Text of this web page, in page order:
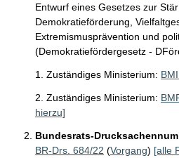
Entwurf eines Gesetzes zur
Demokratieförderung,
Extremismusprävention und
(Demokratiefördergesetz -
1. Zuständiges Ministerium:
2. Zuständiges Ministerium:
hierzu]
Bundesrats-
BR-Drs. 684/22 (Vorgang) [alle